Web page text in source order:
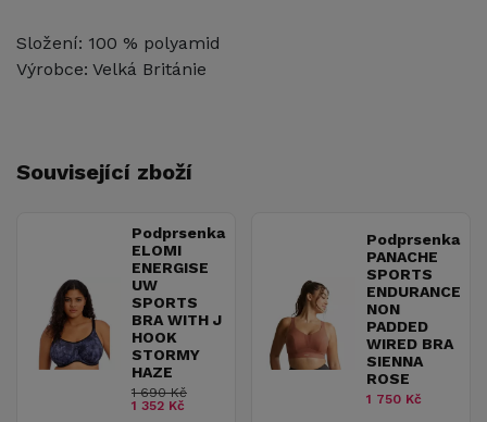
Složení: 100 % polyamid
Výrobce: Velká Británie
Související zboží
Podprsenka
ELOMI
ENERGISE
UW
SPORTS
BRA WITH J
HOOK
STORMY
HAZE
1 690 Kč
1 352 Kč
Podprsenka
PANACHE
SPORTS
ENDURANCE
NON
PADDED
WIRED BRA
SIENNA
ROSE
1 750 Kč